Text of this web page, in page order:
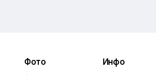
Фото Инфо